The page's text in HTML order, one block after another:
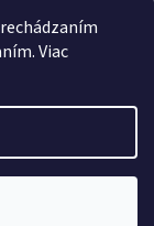
Viac
vyhradené.